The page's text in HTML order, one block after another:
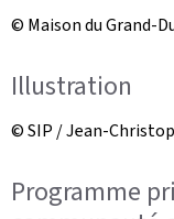
© Maison du Grand-
Illustration
© SIP / Jean-
Programme